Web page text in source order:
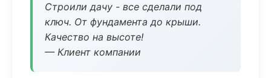
Строили дачу - все сделали под
ключ. От фундамента до крыши.
Качество на высоте!
— Клиент компании